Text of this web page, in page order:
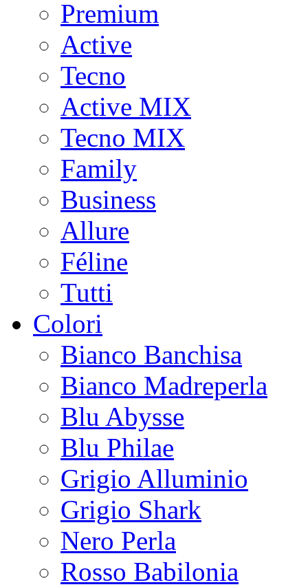
Premium
Active
Tecno
Active MIX
Tecno MIX
Family
Business
Allure
Féline
Tutti
Colori
Bianco Banchisa
Bianco Madreperla
Blu Abysse
Blu Philae
Grigio Alluminio
Grigio Shark
Nero Perla
Rosso Babilonia